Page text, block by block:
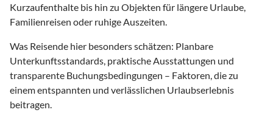
Kurzaufenthalte bis hin zu Objekten für längere Urlaube,
Familienreisen oder ruhige Auszeiten.
Was Reisende hier besonders schätzen: Planbare
Unterkunftsstandards, praktische Ausstattungen und
transparente Buchungsbedingungen – Faktoren, die zu
einem entspannten und verlässlichen Urlaubserlebnis
beitragen.